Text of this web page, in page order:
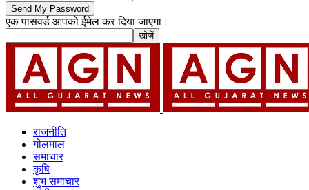
एक पासवर्ड आपको ईमेल कर दिया जाएगा।
राजनीति
गोलमाल
समाचार
कृषि
शुभ समाचार